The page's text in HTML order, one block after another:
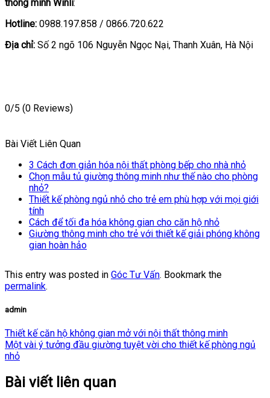
thông minh Winli:
Hotline: 0988.197.858 / 0866.720.622
Địa chỉ: Số 2 ngõ 106 Nguyễn Ngọc Nại, Thanh Xuân, Hà Nội
0/5 (0 Reviews)
Bài Viết Liên Quan
3 Cách đơn giản hóa nội thất phòng bếp cho nhà nhỏ
Chọn mẫu tủ giường thông minh như thế nào cho phòng
nhỏ?
Thiết kế phòng ngủ nhỏ cho trẻ em phù hợp với mọi giới
tính
Cách để tối đa hóa không gian cho căn hộ nhỏ
Giường thông minh cho trẻ với thiết kế giải phóng không
gian hoàn hảo
This entry was posted in Góc Tư Vấn. Bookmark the
permalink.
admin
Thiết kế căn hộ không gian mở với nội thất thông minh
Một vài ý tưởng đầu giường tuyệt vời cho thiết kế phòng ngủ
nhỏ
Bài viết liên quan